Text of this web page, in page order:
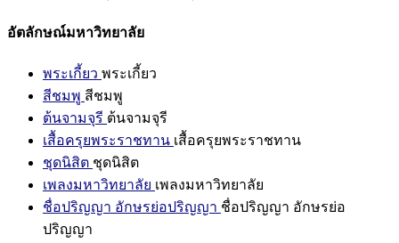
อัตลักษณ์มหาวิทยาลัย
พระเกี้ยว พระเกี้ยว
สีชมพู สีชมพู
ต้นจามจุรี ต้นจามจุรี
เสื้อครุยพระราชทาน เสื้อครุยพระราชทาน
ชุดนิสิต ชุดนิสิต
เพลงมหาวิทยาลัย เพลงมหาวิทยาลัย
ชื่อปริญญา อักษรย่อปริญญา ชื่อปริญญา อักษรย่อ
ปริญญา